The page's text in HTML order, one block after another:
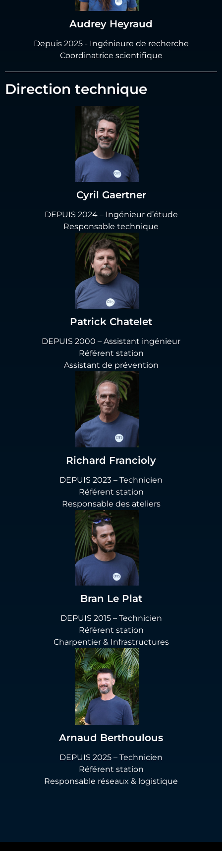
Audrey Heyraud
Depuis 2025 - Ingénieure de recherche
Coordinatrice scientifique
Direction technique
Cyril Gaertner
DEPUIS 2024 – Ingénieur d’étude
Responsable technique
Patrick Chatelet
DEPUIS 2000 – Assistant ingénieur
Référent station
Assistant de prévention
Richard Francioly
DEPUIS 2023 – Technicien
Référent station
Responsable des ateliers
Bran Le Plat
DEPUIS 2015 – Technicien
Référent station
Charpentier & Infrastructures
Arnaud Berthoulous
DEPUIS 2025 – Technicien
Référent station
Responsable réseaux & logistique